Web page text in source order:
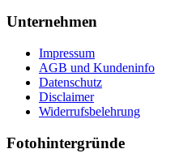
Unternehmen
Impressum
AGB und Kundeninfo
Datenschutz
Disclaimer
Widerrufsbelehrung
Fotohintergründe